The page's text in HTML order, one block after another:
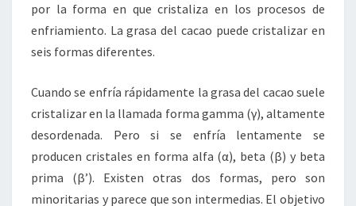
por la forma en que cristaliza en los procesos de
enfriamiento. La grasa del cacao puede cristalizar en
seis formas diferentes.
Cuando se enfría rápidamente la grasa del cacao suele
cristalizar en la llamada forma gamma (γ), altamente
desordenada. Pero si se enfría lentamente se
producen cristales en forma alfa (α), beta (β) y beta
prima (β’). Existen otras dos formas, pero son
minoritarias y parece que son intermedias. El objetivo